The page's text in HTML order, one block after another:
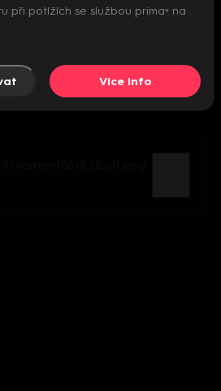
inicializovat přehrávač
při potížích se službou prima+ na
Více info